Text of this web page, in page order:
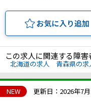
お気に入り追加
この求人に関連する障
北海道の求人 青森県の求
NEW 更新日：2026年7